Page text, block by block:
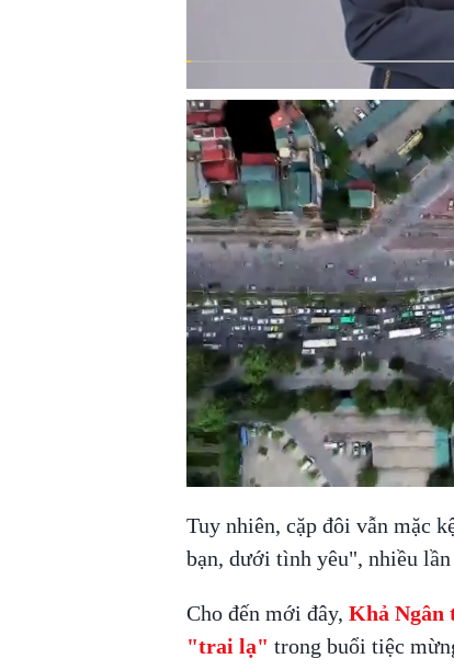
Tuy nhiên, cặp đôi vẫn mặc
bạn, dưới tình yêu", nhiều
Cho đến mới đây, Khả Ngân
"trai lạ" trong buổi tiệc